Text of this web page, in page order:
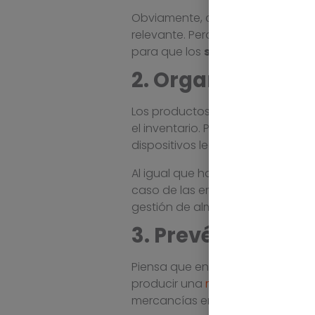
Obviamente, cuando hablamos
relevante. Pero cuando
para que los stocks de alta
2. Organiza los
Los productos deben ser
el inventario. Para organizar
dispositivos lectores para poder
Al igual que hay que identificar
caso de las empresas B2B que
gestión de almacén que te
3. Prevé la rotura
Piensa que en la mayoría de
producir una rotura de stock
.
mercancías en el almacén para